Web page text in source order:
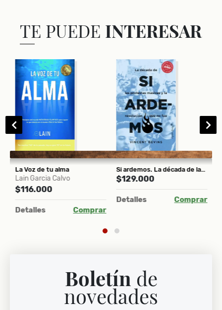
TE PUEDE INTERESAR
La Voz de tu alma
Lain Garcia Calvo
$116.000
Detalles Comprar
Si ardemos. La década de las protestas masivas y la revolución que no fue
$129.000
Detalles Comprar
Boletín de
novedades